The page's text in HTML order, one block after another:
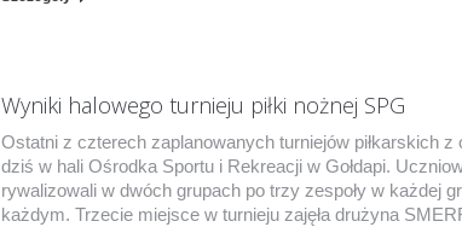
Wyniki halowego turnieju piłki nożnej SPG
Ostatni z czterech zaplanowanych turniejów piłkarskich z
dziś w hali Ośrodka Sportu i Rekreacji w Gołdapi.
rywalizowali w dwóch grupach po trzy zespoły w każdej
każdym. Trzecie miejsce w turnieju zajęła drużyna